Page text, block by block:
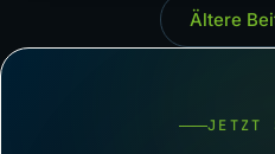
Ältere
JETZT